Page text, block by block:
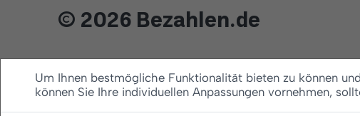
© 2026 Bezahlen.de
Um Ihnen bestmögliche Funktionalität bieten zu können
können Sie Ihre individuellen Anpassungen vornehmen,